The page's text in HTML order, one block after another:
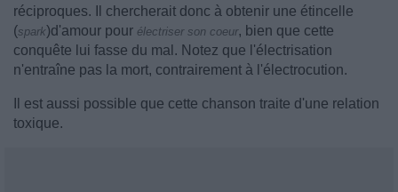
réciproques. Il chercherait donc à obtenir une étincelle
(spark)d'amour pour électriser son coeur, bien que cette
conquête lui fasse du mal. Notez que l'électrisation
n'entraîne pas la mort, contrairement à l'électrocution.
Il est aussi possible que cette chanson traite d'une relation
toxique.